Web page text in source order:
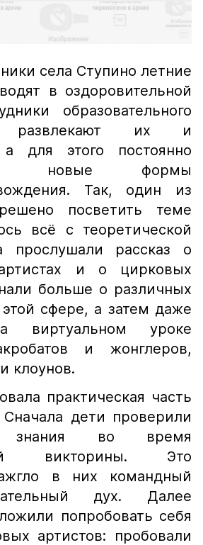
села Ступино летние
в оздоровительной
образовательного
развлекают их и
для этого постоянно
новые формы
Так, один из
посветить теме
всё с теоретической
прослушали рассказ о
и о цирковых
больше о различных
сфере, а затем даже
виртуальном уроке
и жонглеров,
клоунов.
практическая часть
дети проверили
знания во время
викторины. Это
в них командный
дух. Далее
попробовать себя
артистов: пробовали